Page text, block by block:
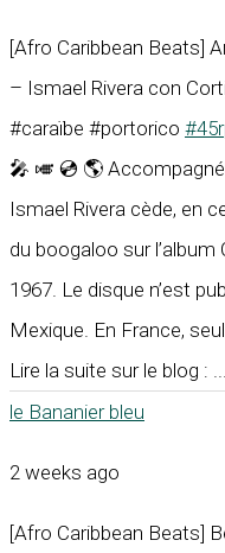
[Afro Caribbean Beats]
– Ismael Rivera con
#caraïbe #portorico
🎤 🎺 💿 🌎
Ismael Rivera cède, en
du boogaloo sur
1967. Le disque n’est
Mexique. En France,
Lire la suite sur le blog :
le Bananier bleu
2 weeks ago
[Afro Caribbean Beats]